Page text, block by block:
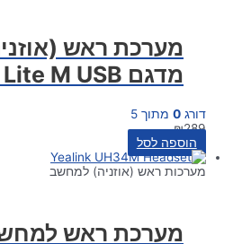
מערכת ראש
מדגם Yealink UH34 Lite M USB
דורג 0 מתוך 5
₪289
הוספה לסל
מערכות ראש (אוזניה) למחשב